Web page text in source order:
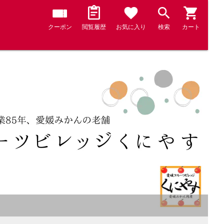
クーポン 閲覧履歴 お気に入り 検索 カート